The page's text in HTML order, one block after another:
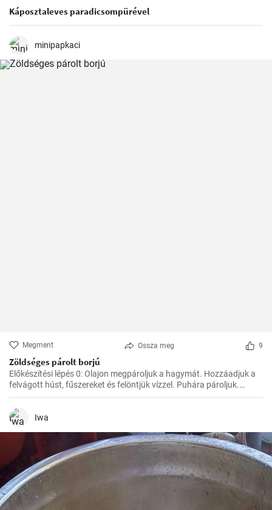
Káposztaleves paradicsompürével
minipapkaci
Megment Ossza meg 9
Zöldséges párolt borjú
Előkészítési lépés 0: Olajon megpároljuk a hagymát. Hozzáadjuk a
felvágott húst, fűszereket és felöntjük vízzel. Puhára pároljuk.
Ezután hozzáadjuk a zöldséget, a paradicsompürét és főzzük, amíg
minden megpuhul. Végül hozzáadjuk a tejszínt és hagyjuk
felmelegedni.
Iwa